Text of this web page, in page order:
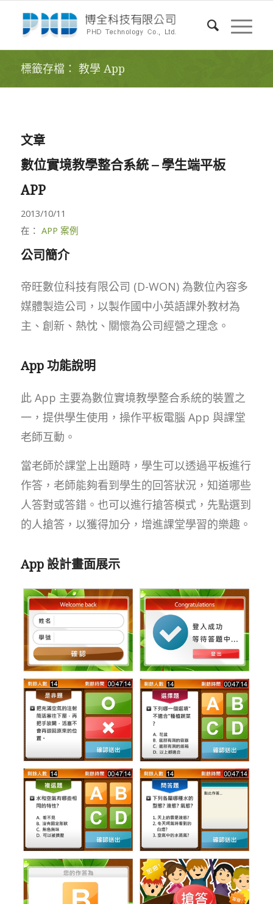
標籤存檔： 教學 App
文章
數位實境教學整合系統 – 學生端平板
APP
2013/10/11
在： APP 案例
公司簡介
帝旺數位科技有限公司 (D-WON) 為數位內容多
媒體製造公司，以製作國中小英語課外教材為
主、創新、熱忱、關懷為公司經營之理念。
App 功能說明
此 App 主要為數位實境教學整合系統的裝置之
一，提供學生使用，操作平板電腦 App 與課堂
老師互動。
當老師於課堂上出題時，學生可以透過平板進行
作答，老師能夠看到學生的回答狀況，知道哪些
人答對或答錯。也可以進行搶答模式，先點選到
的人搶答，以獲得加分，增進課堂學習的樂趣。
App 設計畫面展示